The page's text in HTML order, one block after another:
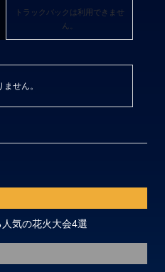
トラックバックは利用できませ
ん。
せん。
気の花火大会4選